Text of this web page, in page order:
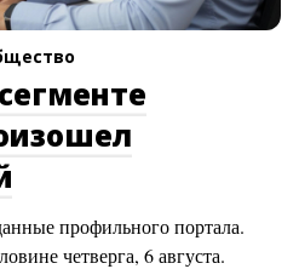
профильного портала.
четверга, 6 августа.